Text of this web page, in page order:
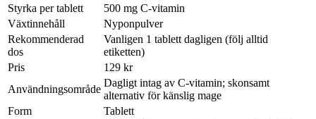
Styrka per tablett
500 mg C‑vitamin
Växtinnehåll
Nyponpulver
Rekommenderad
dos
Vanligen 1 tablett dagligen (följ alltid
etiketten)
Pris
129 kr
Användningsområde
Dagligt intag av C‑vitamin; skonsamt
alternativ för känslig mage
Form
Tablett